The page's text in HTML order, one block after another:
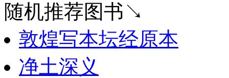
随机推荐图书↘
敦煌写本坛经原本
净土深义